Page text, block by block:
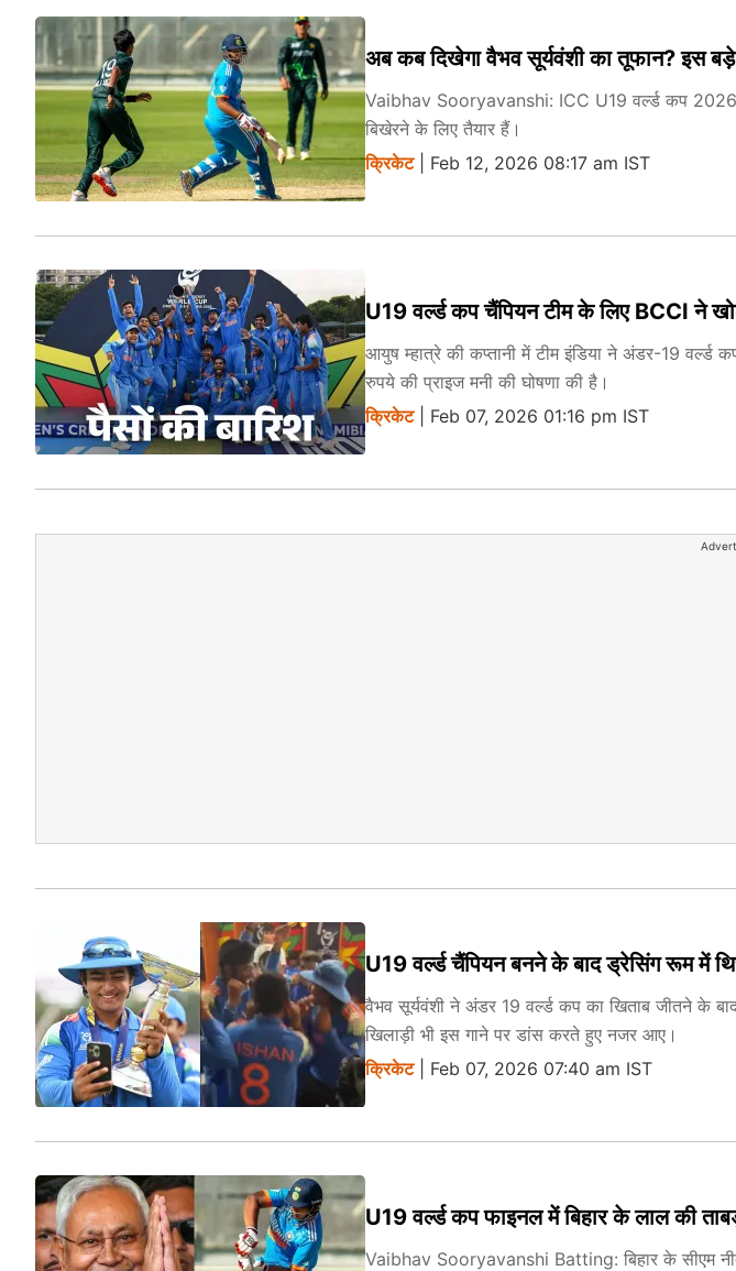
अब कब दिखेगा वैभव सूर्यवंशी का तूफान? इस बड़े
Vaibhav Sooryavanshi: ICC U19 वर्ल्ड कप 2026
बिखेरने के लिए तैयार हैं।
क्रिकेट| Feb 12, 2026 08:17 am IST
U19 वर्ल्ड कप चैंपियन टीम के लिए BCCI ने
आयुष म्हात्रे की कप्तानी में टीम इंडिया ने अंडर-19 वर्ल्ड
रुपये की प्राइज मनी की घोषणा की है।
क्रिकेट| Feb 07, 2026 01:16 pm IST
U19 वर्ल्ड चैंपियन बनने के बाद ड्रेसिंग रूम में
वैभव सूर्यवंशी ने अंडर 19 वर्ल्ड कप का खिताब जीतने के
खिलाड़ी भी इस गाने पर डांस करते हुए नजर आए।
क्रिकेट| Feb 07, 2026 07:40 am IST
U19 वर्ल्ड कप फाइनल में बिहार के लाल की
Vaibhav Sooryavanshi Batting: बिहार के सीएम